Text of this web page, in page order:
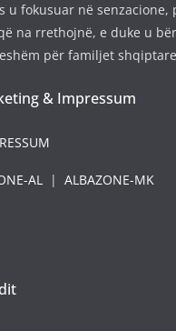
u fokusuar në senzacione,
na rrethojnë, e duke u
për familjet
& Impressum
AL| ALBAZONE-MK